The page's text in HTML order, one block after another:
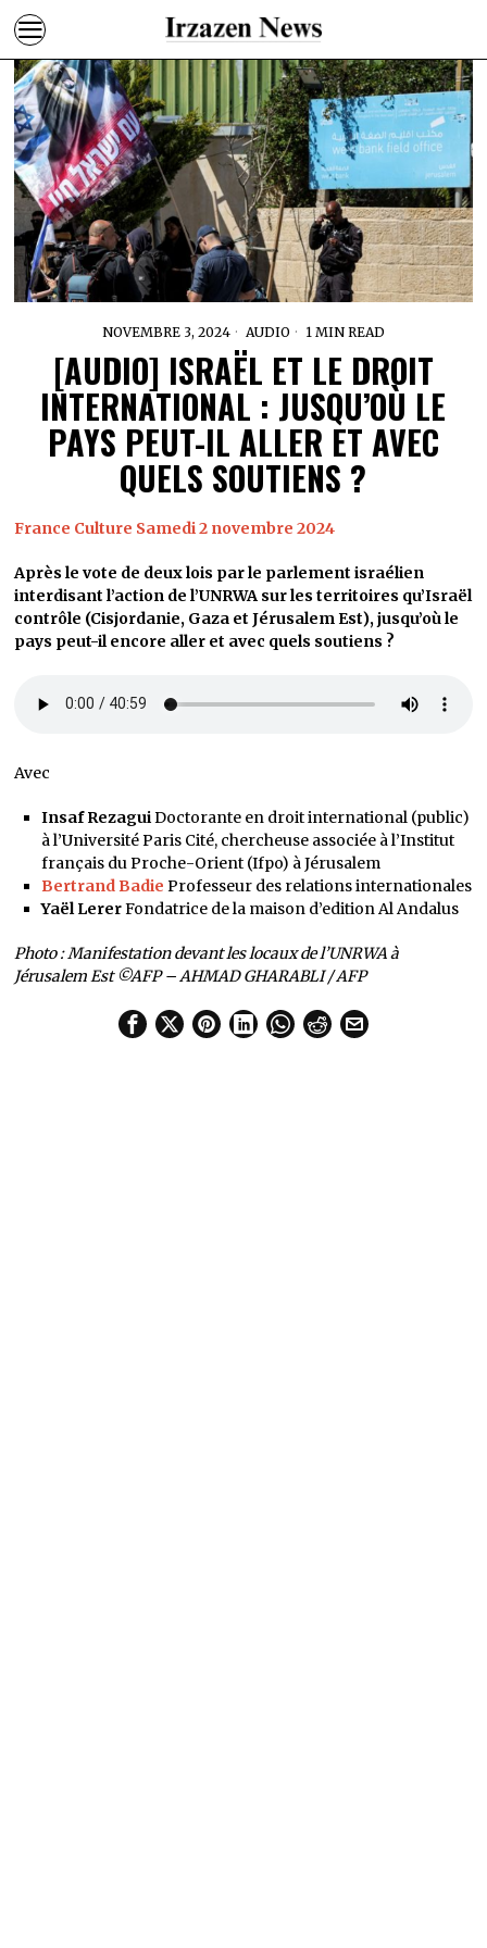
NOVEMBRE 3, 2024 AUDIO 1 MIN READ
[AUDIO] ISRAËL ET LE DROIT
INTERNATIONAL : JUSQU’OÙ LE
PAYS PEUT-IL ALLER ET AVEC
QUELS SOUTIENS ?
France Culture Samedi 2 novembre 2024
Après le vote de deux lois par le parlement israélien
interdisant l’action de l’UNRWA sur les territoires qu’Israël
contrôle (Cisjordanie, Gaza et Jérusalem Est), jusqu’où le
pays peut-il encore aller et avec quels soutiens ?
Avec
Insaf RezaguiDoctorante en droit international (public)
à l’Université Paris Cité, chercheuse associée à l’Institut
français du Proche-Orient (Ifpo) à Jérusalem
Bertrand Badie Professeur des relations internationales
Yaël LererFondatrice de la maison d’edition Al Andalus
Photo : Manifestation devant les locaux de l’UNRWA à
Jérusalem Est ©AFP – AHMAD GHARABLI / AFP